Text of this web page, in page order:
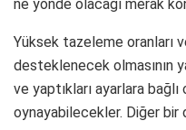
ne yönde olacağı merak
Yüksek tazeleme oranları
desteklenecek olmasının
ve yaptıkları ayarlara
oynayabilecekler. Diğer bir